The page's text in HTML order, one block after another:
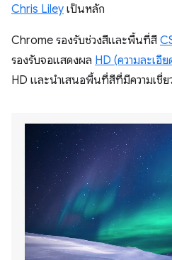
Chris Liley เป็นหลัก
Chrome รองรับช่วงสีและพื้นที่สี
รองรับจอแสดงผล HD (ความละเอีย
HD และนำเสนอพื้นที่สีที่มีความเชี่ย